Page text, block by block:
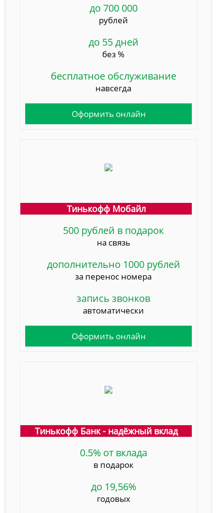
до 700 000
рублей
до 55 дней
без %
бесплатное обслуживание
навсегда
Оформить онлайн
Тинькофф Мобайл
500 рублей в подарок
на связь
дополнительно 1000 рублей
за перенос номера
запись звонков
автоматически
Оформить онлайн
Тинькофф Банк - надёжный вклад
0.5% от вклада
в подарок
до 19,56%
годовых